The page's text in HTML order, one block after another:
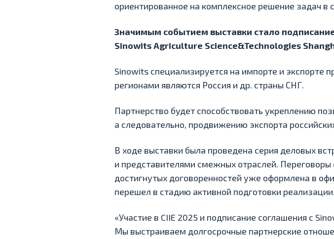
ориентированное на комплексное решение задач в
Значимым событием выставки стало
Sinowits Agriculture Science&Technologies
Sinowits специализируется на импорте и экспорте
регионами являются Россия и др. страны СНГ.
Партнерство будет способствовать укреплению
а следовательно, продвижению экспорта
В ходе выставки была проведена серия деловых
и представителями смежных отраслей. Переговоры
достигнутых договоренностей уже оформлена в
перешел в стадию активной подготовки реализации.
«Участие в CIIE 2025 и подписание соглашения с
Мы выстраиваем долгосрочные партнерские